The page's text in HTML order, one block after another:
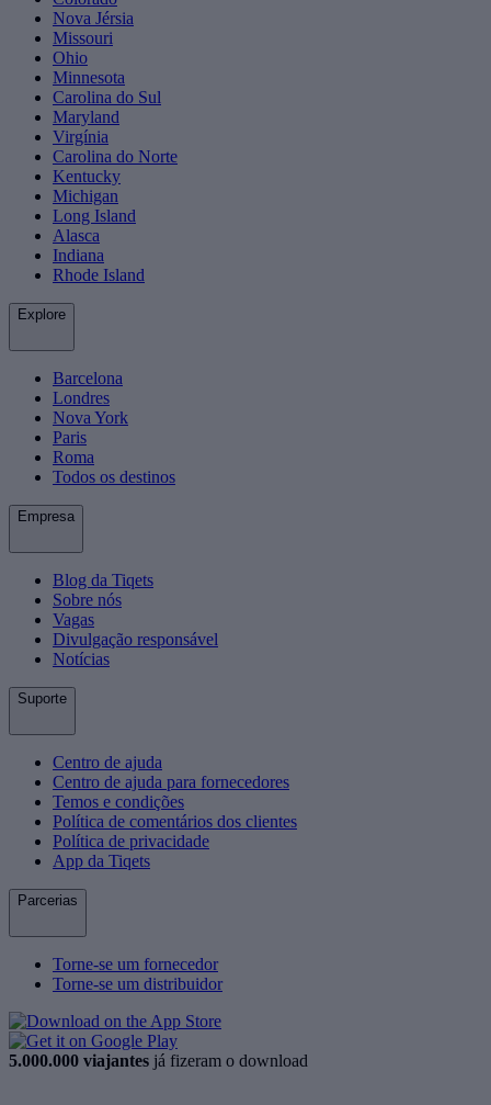
Nova Jérsia
Missouri
Ohio
Minnesota
Carolina do Sul
Maryland
Virgínia
Carolina do Norte
Kentucky
Michigan
Long Island
Alasca
Indiana
Rhode Island
Explore
Barcelona
Londres
Nova York
Paris
Roma
Todos os destinos
Empresa
Blog da Tiqets
Sobre nós
Vagas
Divulgação responsável
Notícias
Suporte
Centro de ajuda
Centro de ajuda para fornecedores
Temos e condições
Política de comentários dos clientes
Política de privacidade
App da Tiqets
Parcerias
Torne-se um fornecedor
Torne-se um distribuidor
5.000.000 viajantes já fizeram o download